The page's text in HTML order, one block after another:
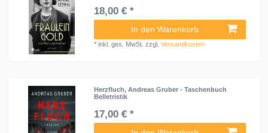
18,00 € *
In den Warenkorb
*inkl. ges. MwSt. zzgl.Versandkosten
Herzfluch, Andreas Gruber - Taschenbuch
Belletristik
17,00 € *